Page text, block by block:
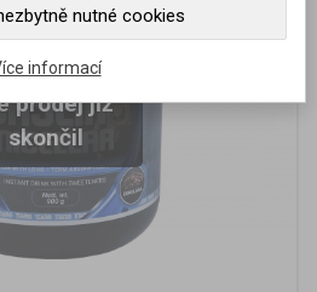
nám líto,
prodej již
skončil
nutné cookies
informací